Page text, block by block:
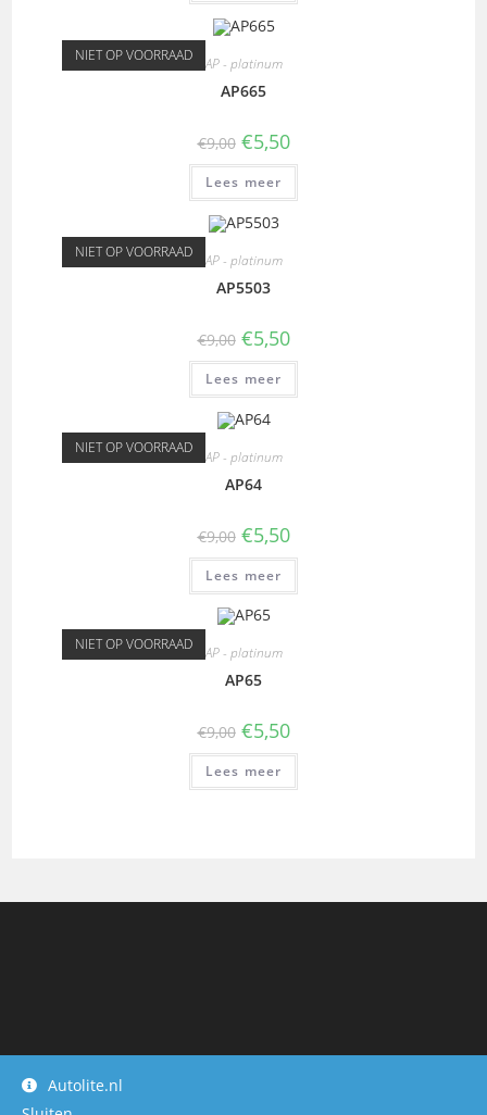
NIET OP VOORRAAD AP - platinum
AP665
€9,00 €5,50
Lees meer
NIET OP VOORRAAD AP - platinum
AP5503
€9,00 €5,50
Lees meer
NIET OP VOORRAAD AP - platinum
AP64
€9,00 €5,50
Lees meer
NIET OP VOORRAAD AP - platinum
AP65
€9,00 €5,50
Lees meer
Autolite.nl